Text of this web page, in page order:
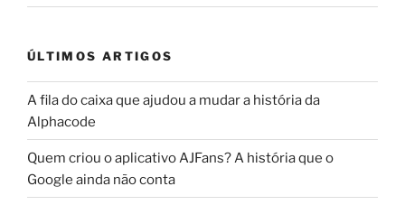
ÚLTIMOS ARTIGOS
A fila do caixa que ajudou a mudar a história da
Alphacode
Quem criou o aplicativo AJFans? A história que o
Google ainda não conta